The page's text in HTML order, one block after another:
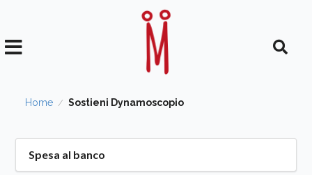
Home / Sostieni Dynamoscopio
Spesa al banco